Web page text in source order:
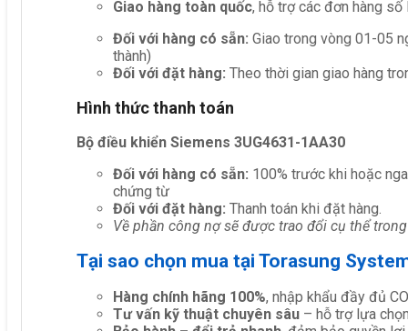
Giao hàng toàn quốc, hỗ trợ các đơn hàng số
Đối với hàng có sẵn: Giao trong vòng 01-05
thành)
Đối với đặt hàng: Theo thời gian giao hàng
Hình thức thanh toán
Bộ điều khiển Siemens 3UG4631-1AA30
Đối với hàng có sẵn: 100% trước khi hoặc
chứng từ
Đối với đặt hàng: Thanh toán khi đặt hàng.
Về phần công nợ sẽ được trao đổi cụ thể
Tại sao chọn mua tại Torasung
Hàng chính hãng 100%, nhập khẩu đầy đủ
Tư vấn kỹ thuật chuyên sâu – hỗ trợ lựa